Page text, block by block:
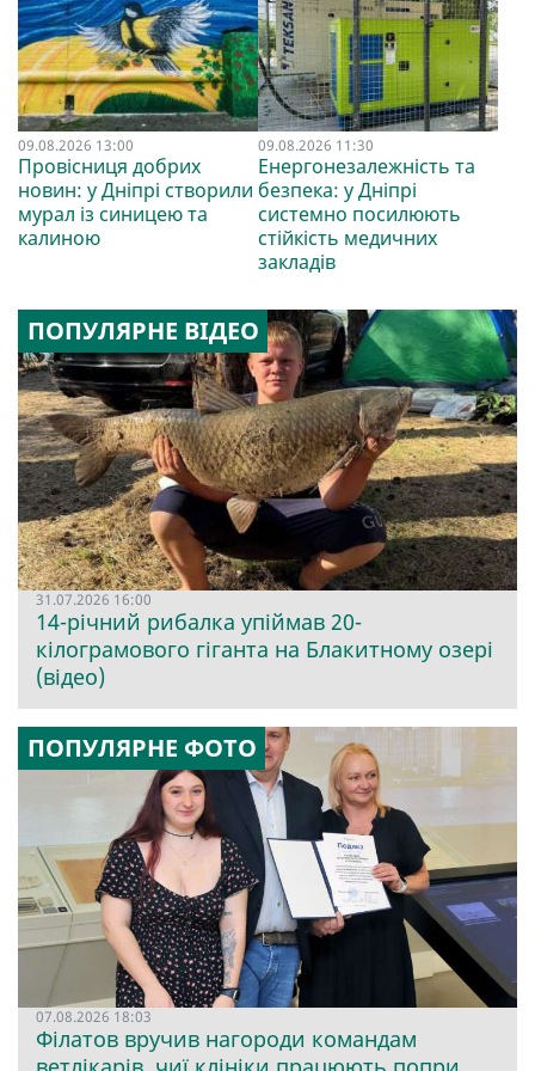
09.08.2026 13:00
Провісниця добрих
новин: у Дніпрі створили
мурал із синицею та
калиною
09.08.2026 11:30
Енергонезалежність та
безпека: у Дніпрі
системно посилюють
стійкість медичних
закладів
ПОПУЛЯРНЕ ВІДЕО
31.07.2026 16:00
14-річний рибалка упіймав 20-
кілограмового гіганта на Блакитному озері
(відео)
ПОПУЛЯРНЕ ФОТО
07.08.2026 18:03
Філатов вручив нагороди командам